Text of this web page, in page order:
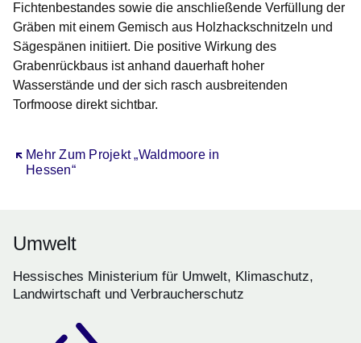
Fichtenbestandes sowie die anschließende Verfüllung der
Gräben mit einem Gemisch aus Holzhackschnitzeln und
Sägespänen initiiert. Die positive Wirkung des
Grabenrückbaus ist anhand dauerhaft hoher
Wasserstände und der sich rasch ausbreitenden
Torfmoose direkt sichtbar.
Mehr Zum Projekt „Waldmoore in
Hessen“
Öffnet sich in einem neuen Fenster
Umwelt
Hessisches Ministerium für Umwelt, Klimaschutz,
Landwirtschaft und Verbraucherschutz